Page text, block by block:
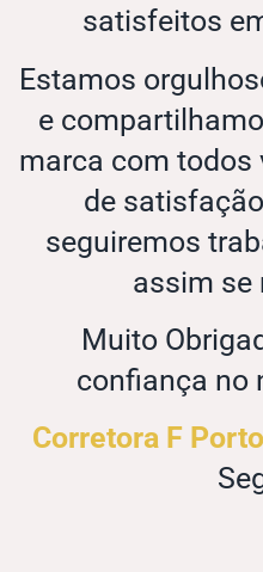
satisfeitos
Estamos
e
marca com todos
de
seguiremos
assim se
Muito
confiança no
Corretora F Porto